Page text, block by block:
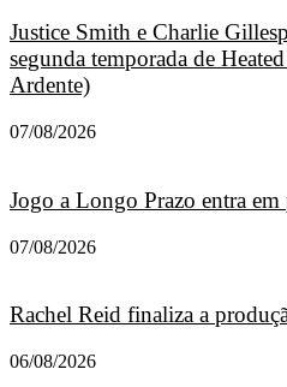
Justice Smith e Charlie
segunda temporada de
Ardente)
07/08/2026
Jogo a Longo Prazo entra
07/08/2026
Rachel Reid finaliza a
06/08/2026